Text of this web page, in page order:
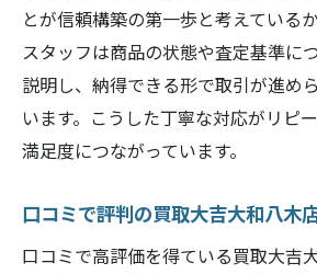
とが信頼構築の第一歩と考えている
スタッフは商品の状態や査定基準に
説明し、納得できる形で取引が進め
います。こうした丁寧な対応がリピ
満足度につながっています。
口コミで評判の買取大吉大和八木
口コミで高評価を得ている買取大吉